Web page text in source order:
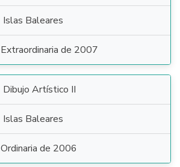
Islas Baleares
Extraordinaria de 2007
Dibujo Artístico II
Islas Baleares
Ordinaria de 2006